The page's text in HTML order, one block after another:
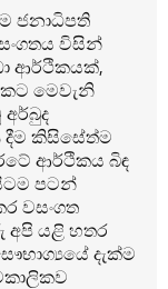
ජනාධිපති
විසින්
ආර්ථිකයක්,
මෙවැනි
කිසිසේත්ම
ආර්ථිකය බිඳ
පටන්
වසංගත
අපි යළි හතර
දැක්ම